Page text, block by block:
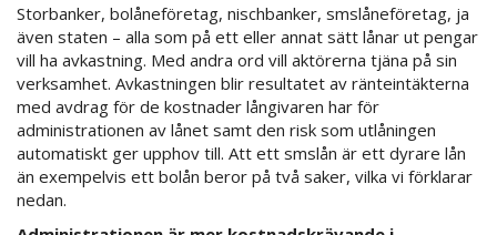
Storbanker, bolåneföretag, nischbanker, smslåneföretag, ja
även staten – alla som på ett eller annat sätt lånar ut pengar
vill ha avkastning. Med andra ord vill aktörerna tjäna på sin
verksamhet. Avkastningen blir resultatet av ränteintäkterna
med avdrag för de kostnader långivaren har för
administrationen av lånet samt den risk som utlåningen
automatiskt ger upphov till. Att ett smslån är ett dyrare lån
än exempelvis ett bolån beror på två saker, vilka vi förklarar
nedan.